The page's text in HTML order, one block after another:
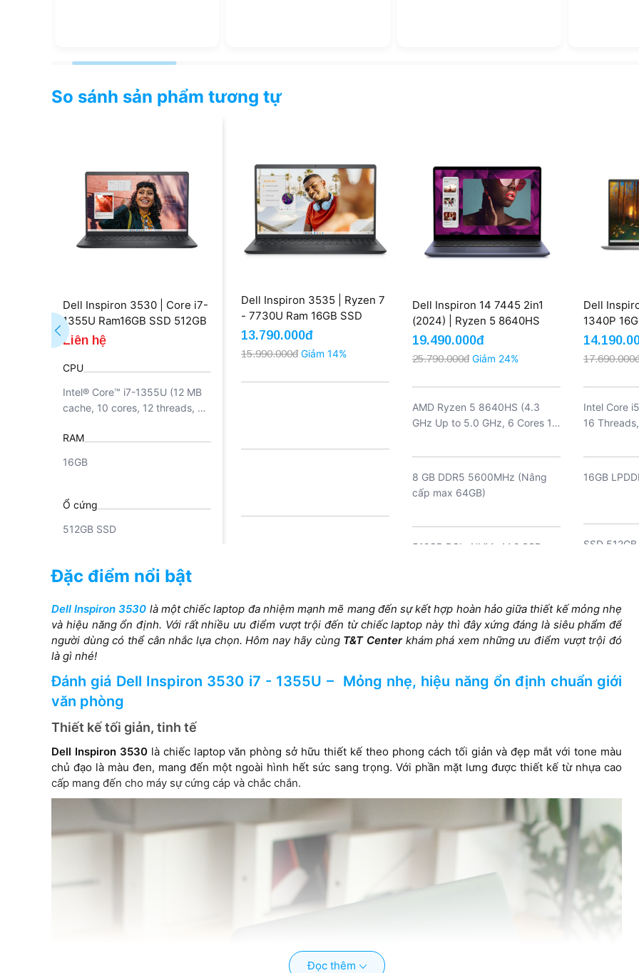
FHD+
So sánh sản phẩm tương tự
Dell Inspiron 3530 | Core i7-
1355U Ram16GB SSD 512GB
FHD (New)
Liên hệ
CPU
Intel® Core™ i7-1355U (12 MB
cache, 10 cores, 12 threads, up
RAM
16GB
Ổ cứng
512GB SSD
Card VGA
Màn hình
15.6", FHD 1920x1080, WVA,
Touch, Anti-Glare, Narrow
Border, LED-Backlit
Dell Inspiron 3535 | Ryzen 7
- 7730U Ram 16GB SSD
512GB 15.6'' FHD Touch
(Outlet)
13.790.000đ
15.990.000đ Giảm 14%
Dell Inspiron 14 7445 2in1
(2024) | Ryzen 5 8640HS
8GB 512GB AMD Radeon
FHD+ Touch (New)
19.490.000đ
25.790.000đ Giảm 24%
AMD Ryzen 5 8640HS (4.3
GHz Up to 5.0 GHz, 6 Cores 12
8 GB DDR5 5600MHz (Nâng
cấp max 64GB)
512GB PCIe NVMe M.2 SSD
AMD Radeon Graphics
14.0 inch 16.10 FHD+ (1920 x
Dell
1340P
FHD+
Intel Core
16
16GB
SSD
Intel Iris Xe
16” FHD+
Anti-Glare
Đặc điểm nổi bật
Dell Inspiron 3530 là một chiếc laptop đa nhiệm mạnh mẽ mang đến sự kết hợp hoàn hảo giữa thiết kế mỏng nhẹ
và hiệu năng ổn định. Với rất nhiều ưu điểm vượt trội đến từ chiếc laptop này thì đây xứng đáng là siêu phẩm để
người dùng có thể cân nhắc lựa chọn. Hôm nay hãy cùng T&T Centerkhám phá xem những ưu điểm vượt trội đó
là gì nhé!
Đánh giá Dell Inspiron 3530 i7 - 1355U – Mỏng nhẹ, hiệu năng ổn định chuẩn giới
văn phòng
Thiết kế tối giản, tinh tế
Dell Inspiron 3530là chiếc laptop văn phòng sở hữu thiết kế theo phong cách tối giản và đẹp mắt với tone màu
chủ đạo là màu đen, mang đến một ngoài hình hết sức sang trọng. Với phần mặt lưng được thiết kế từ nhựa cao
cấp mang đến cho máy sự cứng cáp và chắc chắn.
Đọc thêm